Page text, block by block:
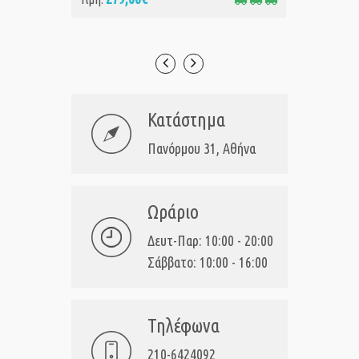
Κατάστημα
Πανόρμου 31, Αθήνα
Ωράριο
Δευτ-Παρ: 10:00 - 20:00
Σάββατο: 10:00 - 16:00
Τηλέφωνα
210-6424092